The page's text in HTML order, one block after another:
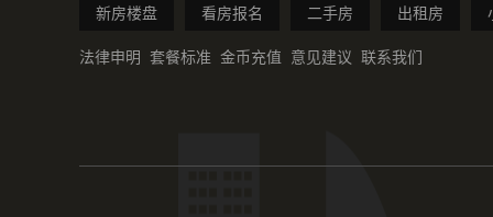
新房楼盘 看房报名 二手房 出租房
法律申明 套餐标准 金币充值 意见建议 联系我们